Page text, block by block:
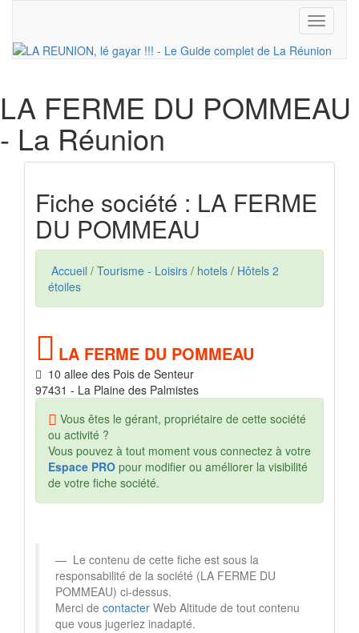
Toggle
LA FERME DU POMMEAU
- La Réunion
Fiche société : LA FERME
DU POMMEAU
Accueil / Tourisme - Loisirs / hotels / Hôtels 2
étoiles
LA FERME DU POMMEAU
10 allee des Pois de Senteur
97431 - La Plaine des Palmistes
Vous êtes le gérant, propriétaire de cette société
ou activité ?
Vous pouvez à tout moment vous connectez à votre
Espace PRO pour modifier ou améliorer la visibilité
de votre fiche société.
Le contenu de cette fiche est sous la
responsabilité de la société (LA FERME DU
POMMEAU) ci-dessus.
Merci de contacter Web Altitude de tout contenu
que vous jugeriez inadapté.